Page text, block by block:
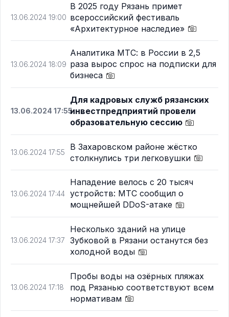
13.06.2024 19:00
В 2025 году Рязань примет
всероссийский фестиваль
«Архитектурное наследие»
13.06.2024 18:09
Аналитика МТС: в России в 2,5
раза вырос спрос на подписки для
бизнеса
13.06.2024 17:55
Для кадровых служб рязанских
инвестпредприятий провели
образовательную сессию
13.06.2024 17:55
В Захаровском районе жёстко
столкнулись три легковушки
13.06.2024 17:44
Нападение велось с 20 тысяч
устройств: МТС сообщил о
мощнейшей DDoS-атаке
13.06.2024 17:37
Несколько зданий на улице
Зубковой в Рязани останутся без
холодной воды
13.06.2024 17:18
Пробы воды на озёрных пляжах
под Рязанью соответствуют всем
нормативам